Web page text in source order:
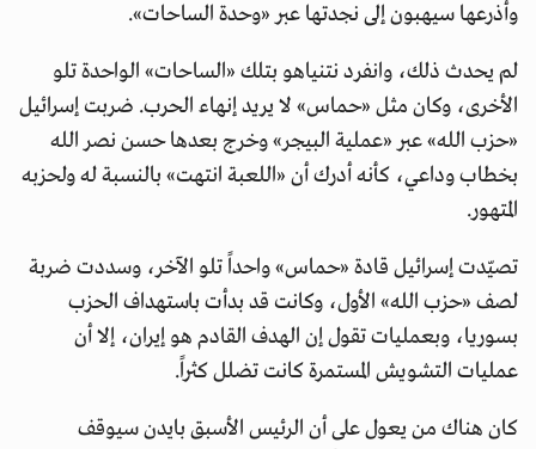
وأذرعها سيهبون إلى نجدتها عبر «وحدة الساحات».
لم يحدث ذلك، وانفرد نتنياهو بتلك «الساحات» الواحدة تلو
الأخرى، وكان مثل «حماس» لا يريد إنهاء الحرب. ضربت إسرائيل
«حزب الله» عبر «عملية البيجر» وخرج بعدها حسن نصر الله
بخطاب وداعي، كأنه أدرك أن «اللعبة انتهت» بالنسبة له ولحزبه
المتهور.
تصيّدت إسرائيل قادة «حماس» واحداً تلو الآخر، وسددت ضربة
لصف «حزب الله» الأول، وكانت قد بدأت باستهداف الحزب
بسوريا، وبعمليات تقول إن الهدف القادم هو إيران، إلا أن
عمليات التشويش المستمرة كانت تضلل كثراً.
كان هناك من يعول على أن الرئيس الأسبق بايدن سيوقف